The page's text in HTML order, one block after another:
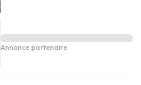
Annonce partenaire